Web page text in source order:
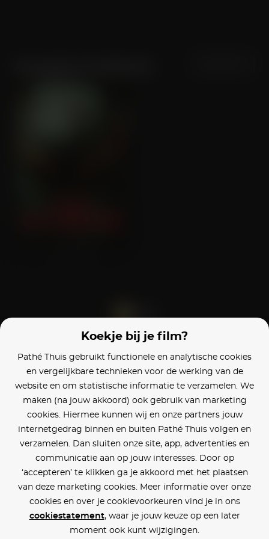
Koekje bij je film?
Pathé Thuis gebruikt functionele en analytische cookies
en vergelijkbare technieken voor de werking van de
website en om statistische informatie te verzamelen. We
maken (na jouw akkoord) ook gebruik van marketing
cookies. Hiermee kunnen wij en onze partners jouw
internetgedrag binnen en buiten Pathé Thuis volgen en
verzamelen. Dan sluiten onze site, app, advertenties en
communicatie aan op jouw interesses. Door op
‘accepteren’ te klikken ga je akkoord met het plaatsen
van deze marketing cookies. Meer informatie over onze
cookies en over je cookievoorkeuren vind je in ons
cookiestatement, waar je jouw keuze op een later
moment ook kunt wijzigingen.
Klantenservice
Betaalinstellingen
Cookie voorkeuren
Over Pathé Thuis
Bioscopen
CVD